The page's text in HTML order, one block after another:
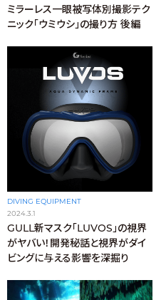
ミラーレス一眼被写体別撮影テク
ニック「ウミウシ」の撮り方 後編
DIVING EQUIPMENT
2024.3.1
GULL新マスク「LUVOS」の視界
がヤバい！開発秘話と視界がダイ
ビングに与える影響を深掘り